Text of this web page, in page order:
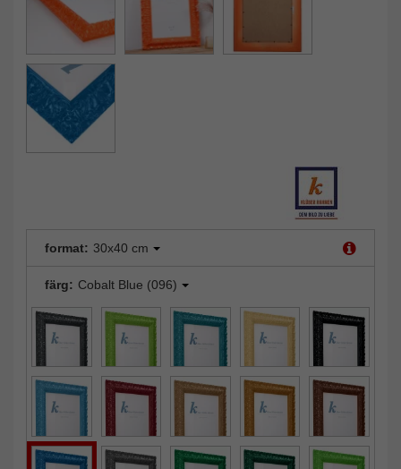
format: 30x40 cm
färg: Cobalt Blue (096)